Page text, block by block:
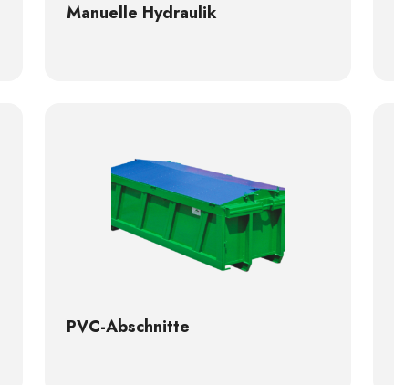
Manuelle Hydraulik
PVC-Abschnitte